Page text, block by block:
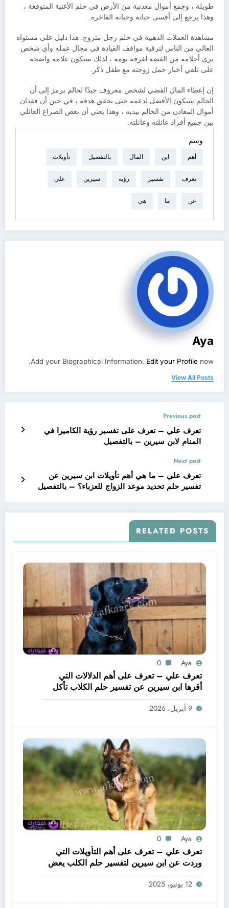
طويلة ، وجمع أموال معدنية من الأرض في حلم الأغنية المتوقعة ،
وهذا يرجع إلى أقسى حياته وحياته الفاخرة.
مشاهدة العملات الذهبية في حلم رجل متزوج. هذا دليل على مستواه
العالي من الناس لترقية مواقف القيادة في مجال عمله وأي شخص
يرى أحلامه من الفضة لغرفة نومه ، لذلك ستكون علامة واضحة
على تلقي أخبار حمل زوجته مع طفل ذكر.
إن إعطاء المال الفضي لشخص معروف جيدًا لحالم يرمز إلى أن
الحالم سيكون الأفضل لدعمه حتى يحقق هدفه ، في حين أن فقدان
أموال المعادن من الحالم بيديه ، وهذا يعني أن بعض الصراع العائلي
بين جميع أفراد عائلته وعائلته.
وسم
أهم ابن المال بالتفصيل تأويلات
تعرف تفسير رؤية سيرين علي
عن ما هي
Aya
Add your Biographical Information. Edit your Profile now.
View All Posts
Previous post
تعرف علي – تعرف على تفسير رؤية الكاميرا في
المنام لابن سيرين – بالتفصيل
Next post
تعرف علي – ما هي أهم تأويلات ابن سيرين عن
تفسير حلم تحديد موعد الزواج للعزباء؟ – بالتفصيل
RELATED POSTS
Aya
0
تعرف علي – تعرف على أهم الدلالات التي
أقرها ابن سيرين عن تفسير حلم الكلاب تأكل
لحم – بالتفصيل
9 أبريل، 2026
Aya
0
تعرف علي – تعرف على أهم التأويلات التي
وردت عن ابن سيرين لتفسير حلم الكلب يعض
يدي – بالتفصيل
12 يونيو، 2025